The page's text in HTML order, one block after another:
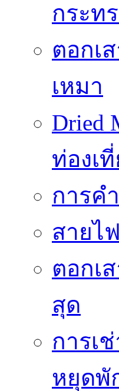
กระท
ตอกเ
เหมา
Dried
ท่องเ
การค
สายไ
ตอกเ
สุด
การเ
หยุดพั